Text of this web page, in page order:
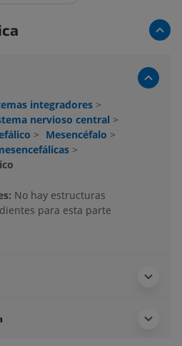
integradores >
nervioso central >
> Mesencéfalo >
>
No hay estructuras
para esta parte